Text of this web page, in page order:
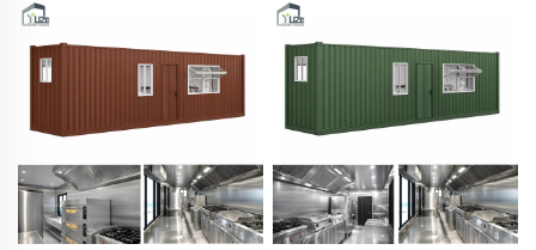
Konteinerinė Virtuvė
Su Tvirta Plienine
Konstrukcija Ir
Integruota Komercine
Virimo Įranga Bei
Sandėliavimu
Mobilios Komercinės
Konteinerinės
Virtuvės Sprendimas